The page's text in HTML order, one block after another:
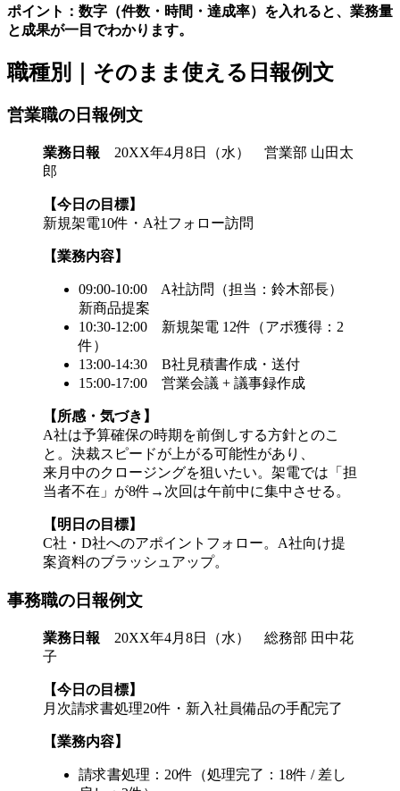
ポイント：数字（件数・時間・達成率）を入れると、業務量
と成果が一目でわかります。
職種別｜そのまま使える日報例文
営業職の日報例文
業務日報 20XX年4月8日（水） 営業部 山田太
郎
【今日の目標】
新規架電10件・A社フォロー訪問
【業務内容】
09:00-10:00 A社訪問（担当：鈴木部長）
新商品提案
10:30-12:00 新規架電 12件（アポ獲得：2
件）
13:00-14:30 B社見積書作成・送付
15:00-17:00 営業会議 + 議事録作成
【所感・気づき】
A社は予算確保の時期を前倒しする方針とのこ
と。決裁スピードが上がる可能性があり、
来月中のクロージングを狙いたい。架電では「担
当者不在」が8件→次回は午前中に集中させる。
【明日の目標】
C社・D社へのアポイントフォロー。A社向け提
案資料のブラッシュアップ。
事務職の日報例文
業務日報 20XX年4月8日（水） 総務部 田中花
子
【今日の目標】
月次請求書処理20件・新入社員備品の手配完了
【業務内容】
請求書処理：20件（処理完了：18件 / 差し